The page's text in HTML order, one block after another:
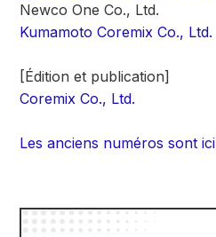
Newco One Co., Ltd.
Kumamoto Coremix Co., Ltd.
[Édition et publication]
Coremix Co., Ltd.
Les anciens numéros sont ici